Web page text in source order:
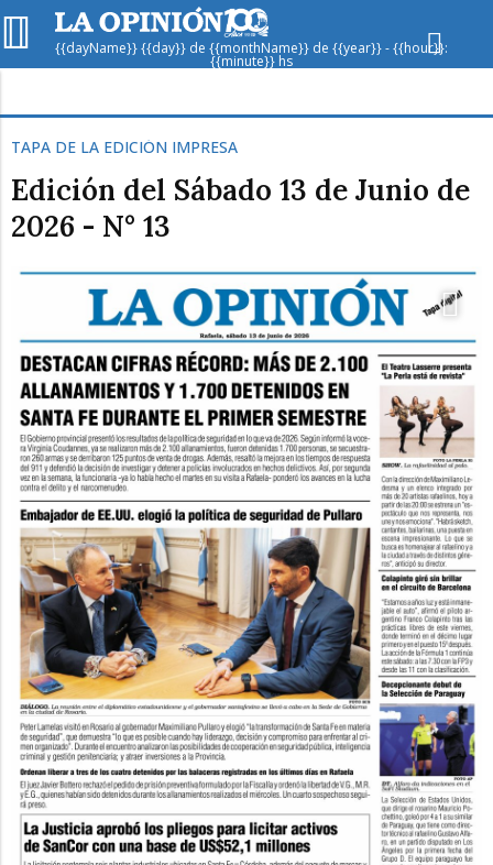
{{dayName}} {{day}} de {{monthName}} de {{year}} - {{hour}}:
{{minute}} hs
Mín / Máx
Humedad
Sáb Dom Lun
TAPA DE LA EDICIÓN IMPRESA
Edición del Sábado 13 de Junio de
2026 - N° 13